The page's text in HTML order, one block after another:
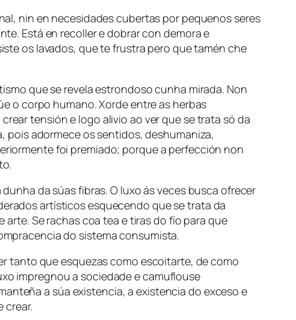
nin en necesidades cubertas por pequenos seres
Está en recoller e dobrar con demora e
os lavados, que te frustra pero que tamén che
que se revela estrondoso cunha mirada. Non
o corpo humano. Xorde entre as herbas
tensión e logo alivio ao ver que se trata só da
adormece os sentidos, deshumaniza,
foi premiado; porque a perfección non
da súas fibras. O luxo ás veces busca ofrecer
artísticos esquecendo que se trata da
Se rachas coa tea e tiras do fío para que
do sistema consumista.
tanto que esquezas como escoitarte, de como
impregnou a sociedade e camuflouse
a súa existencia, a existencia do exceso e
crear.